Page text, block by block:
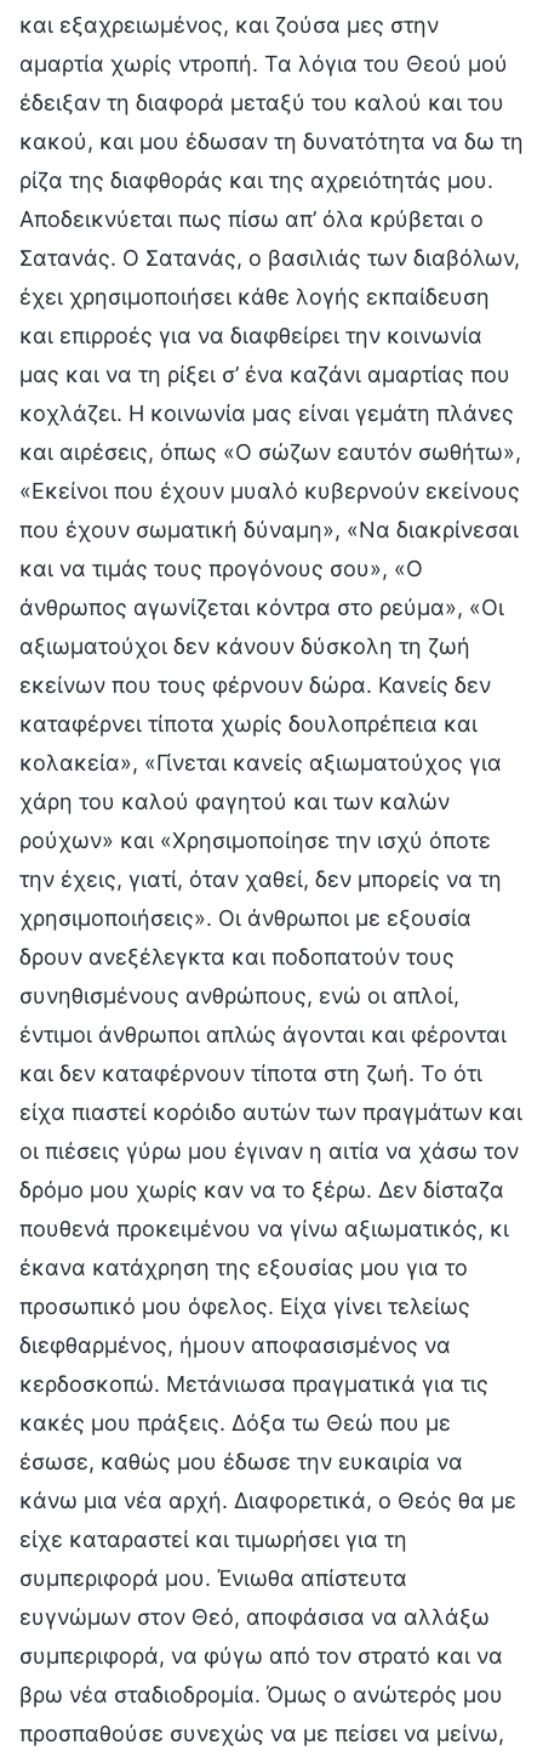
και εξαχρειωμένος, και ζούσα μες στην
αμαρτία χωρίς ντροπή. Τα λόγια του Θεού μού
έδειξαν τη διαφορά μεταξύ του καλού και του
κακού, και μου έδωσαν τη δυνατότητα να δω τη
ρίζα της διαφθοράς και της αχρειότητάς μου.
Αποδεικνύεται πως πίσω απ’ όλα κρύβεται ο
Σατανάς. Ο Σατανάς, ο βασιλιάς των διαβόλων,
έχει χρησιμοποιήσει κάθε λογής εκπαίδευση
και επιρροές για να διαφθείρει την κοινωνία
μας και να τη ρίξει σ’ ένα καζάνι αμαρτίας που
κοχλάζει. Η κοινωνία μας είναι γεμάτη πλάνες
και αιρέσεις, όπως «Ο σώζων εαυτόν σωθήτω»,
«Εκείνοι που έχουν μυαλό κυβερνούν εκείνους
που έχουν σωματική δύναμη», «Να διακρίνεσαι
και να τιμάς τους προγόνους σου», «Ο
άνθρωπος αγωνίζεται κόντρα στο ρεύμα», «Οι
αξιωματούχοι δεν κάνουν δύσκολη τη ζωή
εκείνων που τους φέρνουν δώρα. Κανείς δεν
καταφέρνει τίποτα χωρίς δουλοπρέπεια και
κολακεία», «Γίνεται κανείς αξιωματούχος για
χάρη του καλού φαγητού και των καλών
ρούχων» και «Χρησιμοποίησε την ισχύ όποτε
την έχεις, γιατί, όταν χαθεί, δεν μπορείς να τη
χρησιμοποιήσεις». Οι άνθρωποι με εξουσία
δρουν ανεξέλεγκτα και ποδοπατούν τους
συνηθισμένους ανθρώπους, ενώ οι απλοί,
έντιμοι άνθρωποι απλώς άγονται και φέρονται
και δεν καταφέρνουν τίποτα στη ζωή. Το ότι
είχα πιαστεί κορόιδο αυτών των πραγμάτων και
οι πιέσεις γύρω μου έγιναν η αιτία να χάσω τον
δρόμο μου χωρίς καν να το ξέρω. Δεν δίσταζα
πουθενά προκειμένου να γίνω αξιωματικός, κι
έκανα κατάχρηση της εξουσίας μου για το
προσωπικό μου όφελος. Είχα γίνει τελείως
διεφθαρμένος, ήμουν αποφασισμένος να
κερδοσκοπώ. Μετάνιωσα πραγματικά για τις
κακές μου πράξεις. Δόξα τω Θεώ που με
έσωσε, καθώς μου έδωσε την ευκαιρία να
κάνω μια νέα αρχή. Διαφορετικά, ο Θεός θα με
είχε καταραστεί και τιμωρήσει για τη
συμπεριφορά μου. Ένιωθα απίστευτα
ευγνώμων στον Θεό, αποφάσισα να αλλάξω
συμπεριφορά, να φύγω από τον στρατό και να
βρω νέα σταδιοδρομία. Όμως ο ανώτερός μου
προσπαθούσε συνεχώς να με πείσει να μείνω,